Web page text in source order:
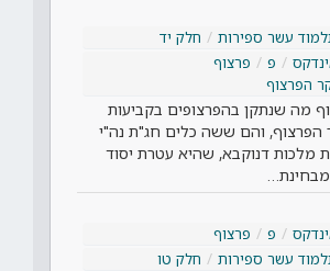
עשר ספירות
חלק יד
פ
פרצוף
הפרצוף
מה שנתקן בהפרצופים בקביעות
הפרצוף, והם ששה כלים חג"ת נה"י
מלכות דנוקבא, שהיא עטרת יסוד
פ
פרצוף
עשר ספירות חלק טו